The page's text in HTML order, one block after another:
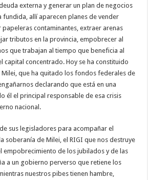
externa y generar un plan de negocios
fundida, allí aparecen planes de vender
papeleras contaminantes, extraer arenas
tributos en la provincia, empobrecer al
que trabajan al tiempo que beneficia al
capital concentrado. Hoy se ha constituido
que ha quitado los fondos federales de
declarando que está en una
él el principal responsable de esa crisis
nacional.
sus legisladores para acompañar el
soberanía de Milei, el RIGI que nos destruye
empobrecimiento de los jubilados y de las
a un gobierno perverso que retiene los
nuestros pibes tienen hambre,